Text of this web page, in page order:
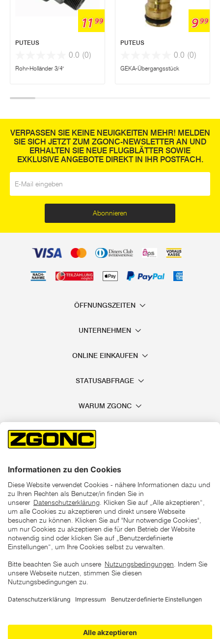
1199
PUTEUS
0.0 (0)
Rohr-Holländer 3/4"
999
PUTEUS
0.0 (0)
GEKA-Übergangsstück
VERPASSEN SIE KEINE NEUIGKEITEN MEHR! MELDEN
SIE SICH JETZT ZUM ZGONC-NEWSLETTER AN UND
ERHALTEN SIE NEUE FLUGBLÄTTER SOWIE
EXKLUSIVE ANGEBOTE DIREKT IN IHR POSTFACH.
Abonnieren
ÖFFNUNGSZEITEN
UNTERNEHMEN
ONLINE EINKAUFEN
STATUSABFRAGE
WARUM ZGONC
*der "statt"-Preis ist der niedrigste von uns in den letzten 30
Tagen vor Beginn dieser Aktion verlangte Preis
unter den UVP Preisen auf dieser Website sind die
zu verstehen
Copyright © 2026 ZGONC. Alle Rechte vorbehalten.